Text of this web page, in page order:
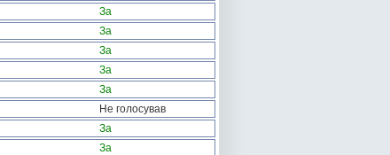
За
За
За
За
За
Не голосував
За
За